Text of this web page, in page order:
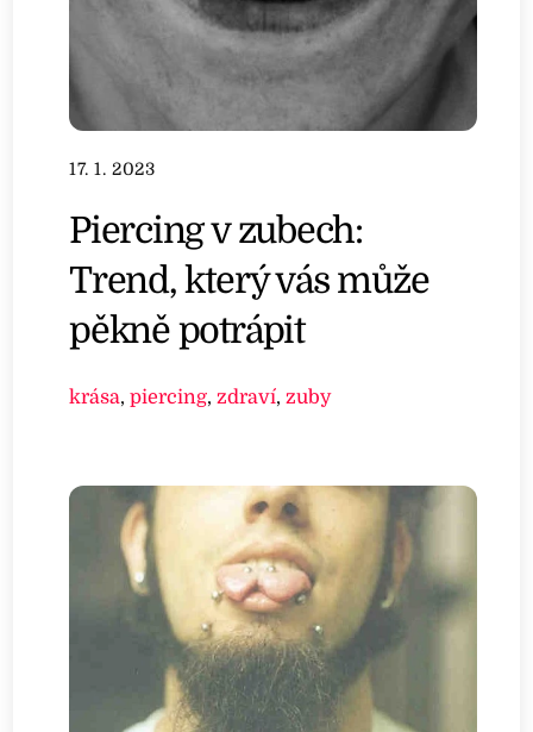
17. 1. 2023
Piercing v zubech:
Trend, který vás může
pěkně potrápit
krása,piercing,zdraví,zuby